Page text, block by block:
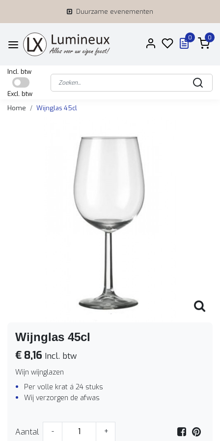
Duurzame evenementen
0 0
Incl. btw
Excl. btw
Home
Wijnglas 45cl
Wijnglas 45cl
€ 8,16 Incl. btw
Wijn wijnglazen
Per volle krat á 24 stuks
Wij verzorgen de afwas
Aantal - +